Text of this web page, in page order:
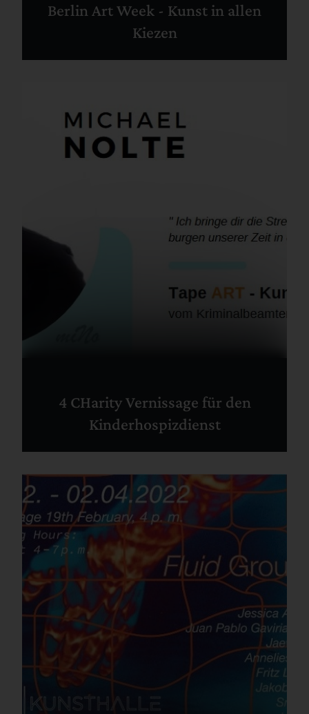
Berlin Art Week - Kunst in allen
Kiezen
4 CHarity Vernissage für den
Kinderhospizdienst